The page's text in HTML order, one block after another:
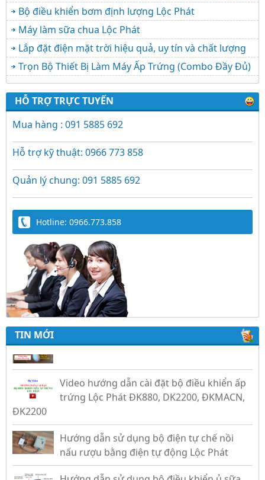
Bộ điều khiển bơm định lượng Lộc Phát
Máy làm sữa chua Lộc Phát
Lắp đặt điện mặt trời hiệu quả, uy tín và chất lượng
Trọn Bộ Thiết Bị Làm Máy Ấp Trứng (Combo Đầy Đủ)
HỖ TRỢ TRỰC TUYẾN
Mua hàng : 091 5885 692
Hỗ trợ kỹ thuật: 0966 773 858
Quản lý chung: 091 5885 692
Hotline: 0966.773.858
TIN MỚI
Trứng Giả Lộc Phát Có Nước - Giải Pháp Ấp
Hiệu Quả Cho Gà, Vịt, Bồ Câu
trứng Lộc Phát ĐK880, DK2200, ĐKMACN,
ĐK2200
nấu rượu bằng điện tự động Lộc Phát
Hướng dẫn sử dụng bộ điều khiển ủ sữa
chua công nghiệp Lộc Phát